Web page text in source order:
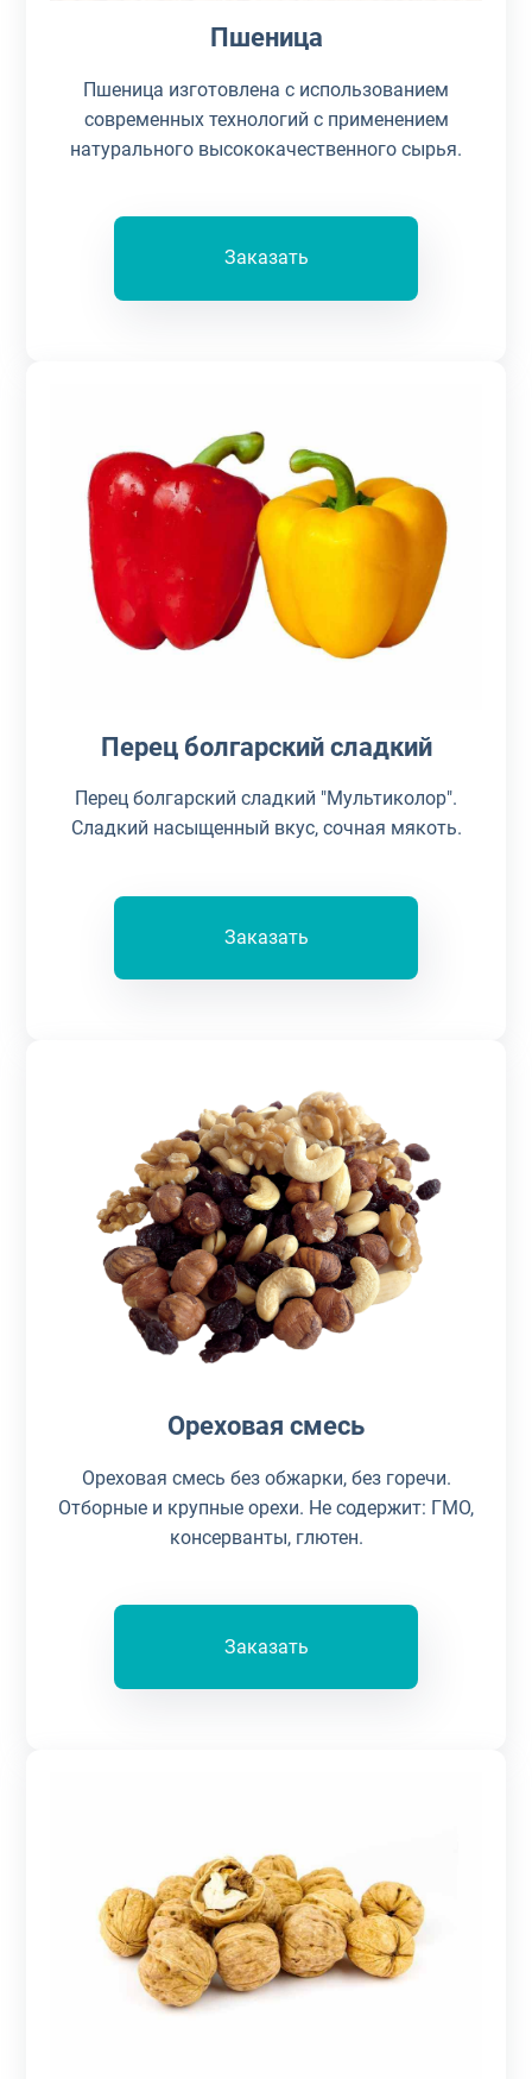
Пшеница
Пшеница изготовлена с использованием
современных технологий с применением
натурального высококачественного сырья.
Заказать
Перец болгарский сладкий
Перец болгарский сладкий "Мультиколор".
Сладкий насыщенный вкус, сочная мякоть.
Заказать
Ореховая смесь
Ореховая смесь без обжарки, без горечи.
Отборные и крупные орехи. Не содержит: ГМО,
консерванты, глютен.
Заказать